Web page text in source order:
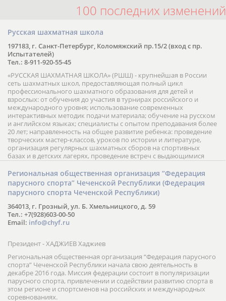
100 последних изменений
Русская шахматная школа
197183, г. Санкт-Петербург, Коломяжский пр.15/2 (вход с пр.
Испытателей)
Тел.: 8-911-920-55-45
«РУССКАЯ ШАХМАТНАЯ ШКОЛА» (РШШ) - крупнейшая в России
сеть шахматных школ, предоставляющая полный цикл
профессионального шахматного образования для детей и
взрослых: от обучения до участия в турнирах российского и
международного уровня; использование современных
интерактивных методик подачи материала; обучение на русском
и английском языках; специалисты с опытом преподавания более
20 лет; направленность на общее развитие ребенка: проведение
творческих мастер-классов, уроков по истории и литературе,
организация регулярных шахматных сборов на спортивных
базах и в детских лагерях, проведение встреч с выдающимися
шахматистами; корпоративное обучение; онлайн обучение в
форме вебинаров и индивидуальных занятий, круглые столы
российских и международных тренеров, организация фестивалей;
онлайн трансляция мероприятий и турниров.
Региональная общественная организация “Федерация
парусного спорта” Чеченской Республики (Федерация
парусного спорта Чеченской Республики)
364013, г. Грозный, ул. Б. Хмельницкого, д. 59
Тел.: +7(928)603-00-50
Email: info@chyf.ru
Президент - ХАДЖИЕВ Хаджиев
Региональная общественная организация “Федерация парусного
спорта” Чеченской Республики начала свою деятельность в
декабре 2016 года. Миссия федерации состоит в популяризации
парусного спорта, привлечении и содействии развитию спорта в
этом регионе и спортсменов на российских и международных
соревнованиях.